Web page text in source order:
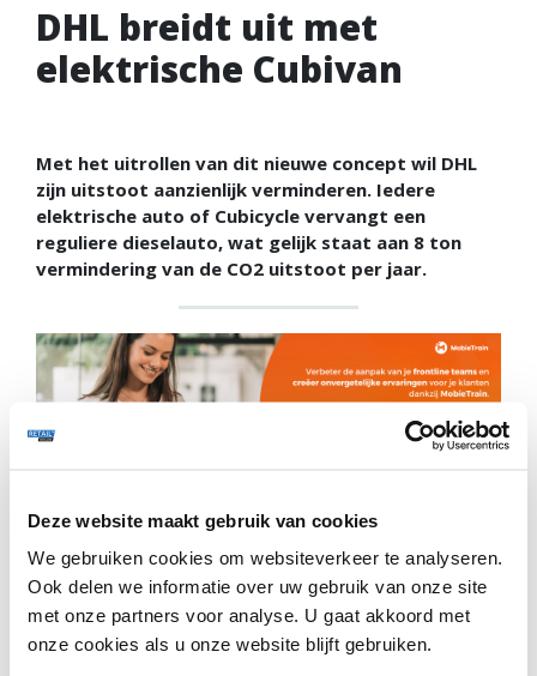
Deze website maakt gebruik van cookies
We gebruiken cookies om websiteverkeer te analyseren.
Ook delen we informatie over uw gebruik van onze site
met onze partners voor analyse. U gaat akkoord met
onze cookies als u onze website blijft gebruiken.
DHL breidt uit met
elektrische Cubivan
Met het uitrollen van dit nieuwe concept wil DHL
zijn uitstoot aanzienlijk verminderen. Iedere
elektrische auto of Cubicycle vervangt een
reguliere dieselauto, wat gelijk staat aan 8 ton
vermindering van de CO2 uitstoot per jaar.
DHL Express breidt zijn City-Hub-concept voor groene
trucks, genaamd Cubivans. De Cubivans bevatten
afneembare Cubicontainers met een inhoud van 1
kubieke meter. Deze Cubicontainers worden van
tevoren geladen en vervoerd naar de stad, waarna ze